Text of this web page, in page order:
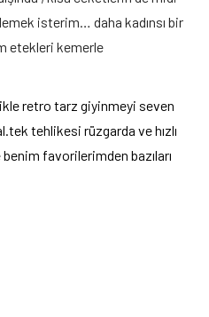
isterim… daha kadınsı bir
etekleri kemerle
retro tarz giyinmeyi seven
tehlikesi rüzgarda ve hızlı
favorilerimden bazıları